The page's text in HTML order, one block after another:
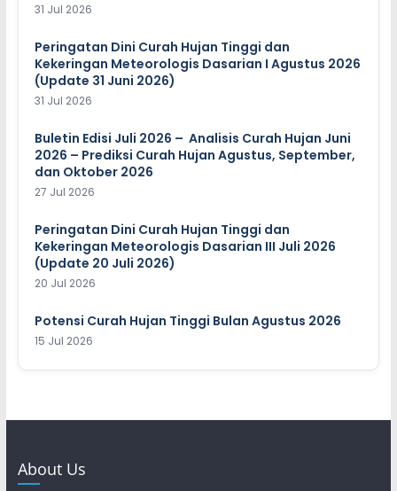
31 Jul 2026
Peringatan Dini Curah Hujan Tinggi dan
Kekeringan Meteorologis Dasarian I Agustus 2026
(Update 31 Juni 2026)
31 Jul 2026
Buletin Edisi Juli 2026 – Analisis Curah Hujan Juni
2026 – Prediksi Curah Hujan Agustus, September,
dan Oktober 2026
27 Jul 2026
Peringatan Dini Curah Hujan Tinggi dan
Kekeringan Meteorologis Dasarian III Juli 2026
(Update 20 Juli 2026)
20 Jul 2026
Potensi Curah Hujan Tinggi Bulan Agustus 2026
15 Jul 2026
About Us